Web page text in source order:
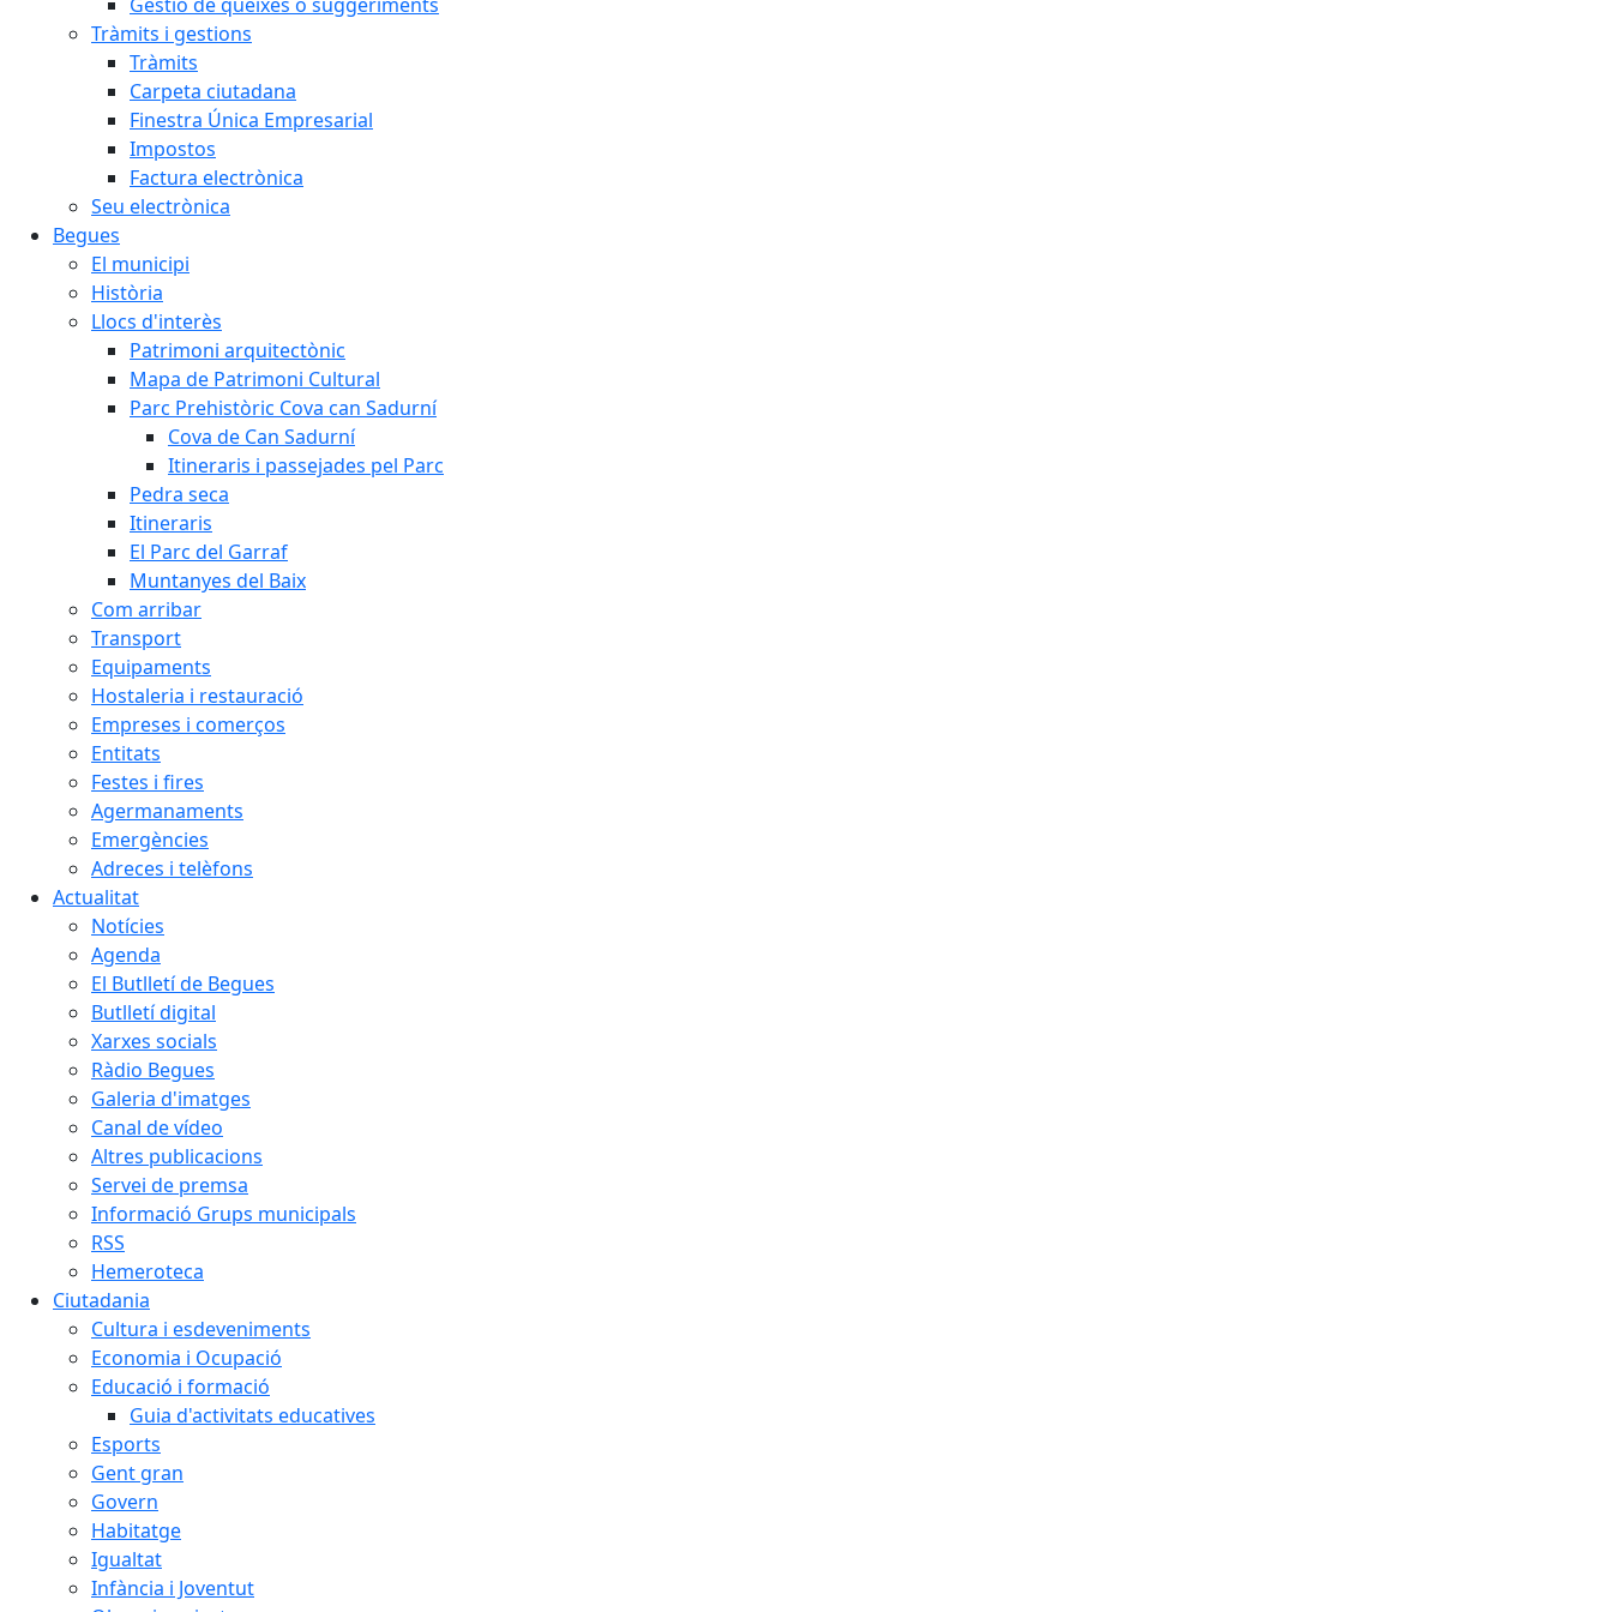
Tràmits i gestions
Tràmits
Carpeta ciutadana
Finestra Única Empresarial
Impostos
Factura electrònica
Seu electrònica
Begues
El municipi
Història
Llocs d'interès
Patrimoni arquitectònic
Mapa de Patrimoni Cultural
Parc Prehistòric Cova can Sadurní
Cova de Can Sadurní
Itineraris i passejades pel Parc
Pedra seca
Itineraris
El Parc del Garraf
Muntanyes del Baix
Com arribar
Transport
Equipaments
Hostaleria i restauració
Empreses i comerços
Entitats
Festes i fires
Agermanaments
Emergències
Adreces i telèfons
Actualitat
Notícies
Agenda
El Butlletí de Begues
Butlletí digital
Xarxes socials
Ràdio Begues
Galeria d'imatges
Canal de vídeo
Altres publicacions
Servei de premsa
Informació Grups municipals
RSS
Hemeroteca
Ciutadania
Cultura i esdeveniments
Economia i Ocupació
Educació i formació
Guia d'activitats educatives
Esports
Gent gran
Govern
Habitatge
Igualtat
Infància i Joventut